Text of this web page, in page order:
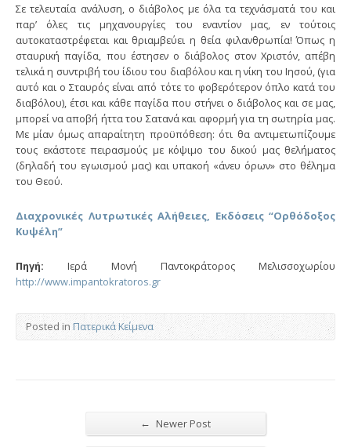
Σε τελευταία ανάλυση, ο διάβολος με όλα τα τεχνάσματά του και
παρ’ όλες τις μηχανουργίες του εναντίον μας, εν τούτοις
αυτοκαταστρέφεται και θριαμβεύει η θεία φιλανθρωπία! Όπως η
σταυρική παγίδα, που έστησεν ο διάβολος στον Χριστόν, απέβη
τελικά η συντριβή του ίδιου του διαβόλου και η νίκη του Ιησού, (για
αυτό και ο Σταυρός είναι από τότε το φοβερότερον όπλο κατά του
διαβόλου), έτσι και κάθε παγίδα που στήνει ο διάβολος και σε μας,
μπορεί να αποβή ήττα του Σατανά και αφορμή για τη σωτηρία μας.
Με μίαν όμως απαραίτητη προϋπόθεση: ότι θα αντιμετωπίζουμε
τους εκάστοτε πειρασμούς με κόψιμο του δικού μας θελήματος
(δηλαδή του εγωισμού μας) και υπακοή «άνευ όρων» στο θέλημα
του Θεού.
Διαχρονικές Λυτρωτικές Αλήθειες, Εκδόσεις “Ορθόδοξος
Κυψέλη”
Πηγή: Ιερά Μονή Παντοκράτορος Μελισσοχωρίου
http://www.impantokratoros.gr
Posted in Πατερικά Κείμενα
← Newer Post